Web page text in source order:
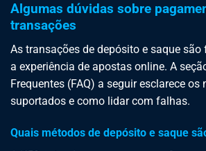
Algumas dúvidas sobre
transações
As transações de depósito e saque
a experiência de apostas online. A
Frequentes (FAQ) a seguir esclarece os
suportados e como lidar com falhas.
Quais métodos de depósito e saque